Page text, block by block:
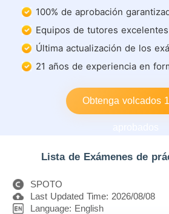
100% de aprobación
Equipos de tutores
Última actualización de los
21 años de experiencia en
Obtenga volcados
Lista de Exámenes de
SPOTO
Last Updated Time: 2026/08/08
Language: English